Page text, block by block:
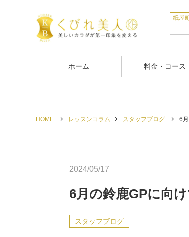
紙屋
ホーム 料金・コース
HOME レッスンコラム スタッフブログ 6
2024/05/17
6月の鈴鹿GPに向
スタッフブログ